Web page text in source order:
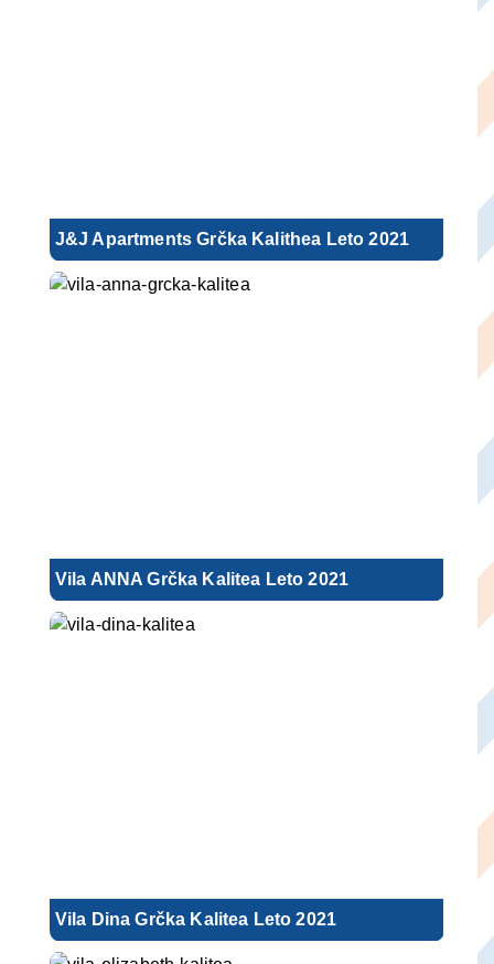
J&J Apartments Grčka Kalithea Leto 2021
Vila ANNA Grčka Kalitea Leto 2021
Vila Dina Grčka Kalitea Leto 2021